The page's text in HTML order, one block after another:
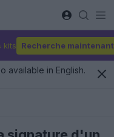
kits Recherche maintenant
available in English.